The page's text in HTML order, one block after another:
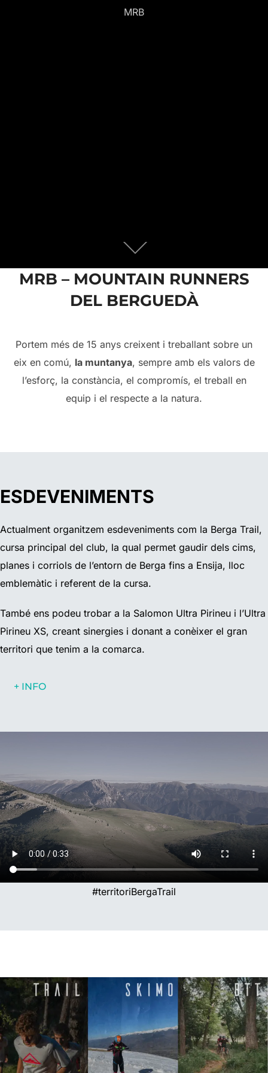
MRB
Scroll
down
to
content
MRB – MOUNTAIN RUNNERS
DEL BERGUEDÀ
Portem més de 15 anys creixent i treballant sobre un
eix en comú, la muntanya, sempre amb els valors de
l’esforç, la constància, el compromís, el treball en
equip i el respecte a la natura.
ESDEVENIMENTS
Actualment organitzem esdeveniments com la Berga Trail,
cursa principal del club, la qual permet gaudir dels cims,
planes i corriols de l’entorn de Berga fins a Ensija, lloc
emblemàtic i referent de la cursa.
També ens podeu trobar a la Salomon Ultra Pirineu i l’Ultra
Pirineu XS, creant sinergies i donant a conèixer el gran
territori que tenim a la comarca.
+ INFO
#territoriBergaTrail